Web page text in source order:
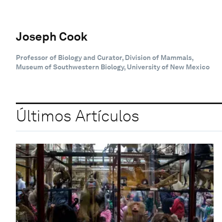
Joseph Cook
Professor of Biology and Curator, Division of Mammals,
Museum of Southwestern Biology, University of New Mexico
Últimos Artículos